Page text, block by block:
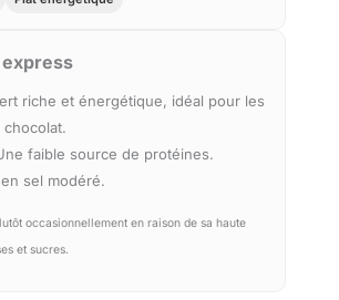
riche et énergétique, idéal pour les
chocolat.
faible source de protéines.
sel modéré.
occasionnellement en raison de sa haute
et sucres.